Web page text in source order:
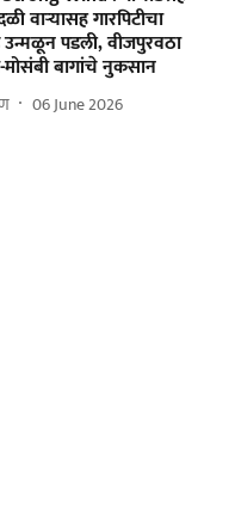
वाऱ्यासह गारपिटीचा
पडली, वीजपुरवठा
बागांचे नुकसान
06 June 2026